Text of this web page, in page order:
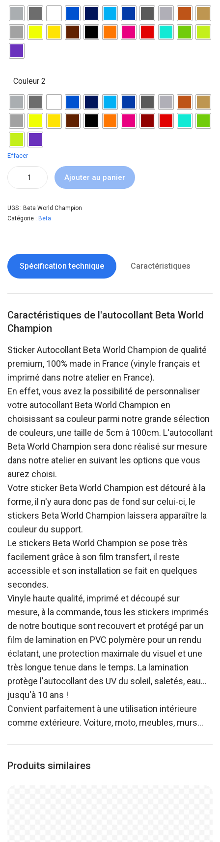
Couleur 2
Effacer
Ajouter au panier
UGS : Beta World Champion
Catégorie : Beta
Spécification technique Caractéristiques
Caractéristiques de l'autocollant Beta World
Champion
Sticker Autocollant Beta World Champion de qualité
premium, 100% made in France (vinyle français et
imprimé dans notre atelier en France).
En effet, vous avez la possibilité de personnaliser
votre autocollant Beta World Champion en
choisissant sa couleur parmi notre grande sélection
de couleurs, une taille de 5cm à 100cm. L'autocollant
Beta World Champion sera donc réalisé sur mesure
dans notre atelier en suivant les options que vous
aurez choisi.
Votre sticker Beta World Champion est détouré à la
forme, il n'y aura donc pas de fond sur celui-ci, le
stickers Beta World Champion laissera apparaître la
couleur du support.
Le stickers Beta World Champion se pose très
facilement grâce à son film transfert, il reste
accessible et son installation se fait en quelques
secondes.
Vinyle haute qualité, imprimé et découpé sur
mesure, à la commande, tous les stickers imprimés
de notre boutique sont recouvert et protégé par un
film de lamination en PVC polymère pour un rendu
éclatant, une protection maximale du visuel et une
très longue tenue dans le temps. La lamination
protège l'autocollant des UV du soleil, saletés, eau…
jusqu'à 10 ans !
Convient parfaitement à une utilisation intérieure
comme extérieure. Voiture, moto, meubles, murs…
Produits similaires